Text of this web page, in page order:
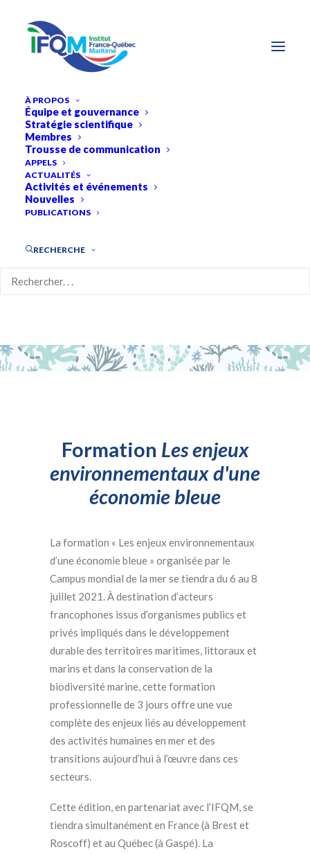
À PROPOS
Équipe et gouvernance
Stratégie scientifique
Membres
Trousse de communication
APPELS
ACTUALITÉS
Activités et événements
Nouvelles
PUBLICATIONS
RECHERCHE
Formation Les enjeux
environnementaux d'une
économie bleue
La formation « Les enjeux environnementaux
d’une économie bleue » organisée par le
Campus mondial de la mer se tiendra du 6 au 8
juillet 2021. À destination d’acteurs
francophones issus d’organismes publics et
privés impliqués dans le développement
durable des territoires maritimes, littoraux et
marins et dans la conservation de la
biodiversité marine, cette formation
professionnelle de 3 jours offre une vue
complète des enjeux liés au développement
des activités humaines en mer et des
transitions aujourd’hui à l’œuvre dans ces
secteurs.
Cette édition, en partenariat avec l’IFQM, se
tiendra simultanément en France (à Brest et
Roscoff) et au Québec (à Gaspé). La